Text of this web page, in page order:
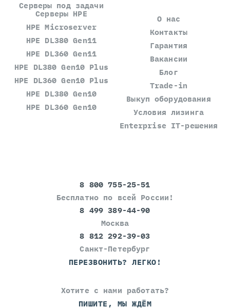
Серверы под задачи
Серверы HPE
HPE Microserver
HPE DL380 Gen11
HPE DL360 Gen11
HPE DL380 Gen10 Plus
HPE DL360 Gen10 Plus
HPE DL380 Gen10
HPE DL360 Gen10
О нас
Контакты
Гарантия
Вакансии
Блог
Trade-in
Выкуп оборудования
Условия лизинга
Enterprise IT-решения
8 800 755-25-51
Бесплатно по всей России!
8 499 389-44-90
Москва
8 812 292-39-03
Санкт-Петербург
ПЕРЕЗВОНИТЬ? ЛЕГКО!
Хотите с нами работать?
ПИШИТЕ, МЫ ЖДЁМ